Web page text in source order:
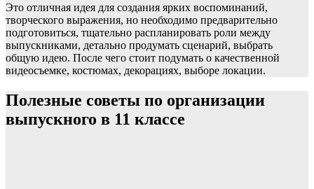
Это отличная идея для создания ярких воспоминаний,
творческого выражения, но необходимо предварительно
подготовиться, тщательно распланировать роли между
выпускниками, детально продумать сценарий, выбрать
общую идею. После чего стоит подумать о качественной
видеосъемке, костюмах, декорациях, выборе локации.
Полезные советы по организации
выпускного в 11 классе